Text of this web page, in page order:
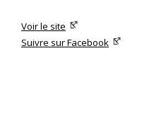
Voir le site
Suivre sur Facebook